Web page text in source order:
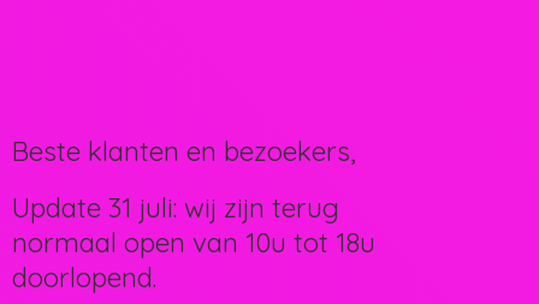
Beste klanten en bezoekers,
Update 31 juli: wij zijn terug
normaal open van 10u tot 18u
doorlopend.